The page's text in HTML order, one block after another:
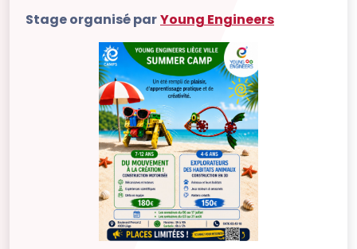
Stage organisé parYoung Engineers